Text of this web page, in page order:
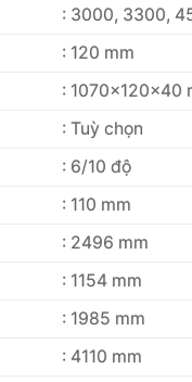
: 3000, 3300,
: 120 mm
: 1070x120x40
: Tuỳ chọn
: 6/10 độ
: 110 mm
: 2496 mm
: 1154 mm
: 1985 mm
: 4110 mm